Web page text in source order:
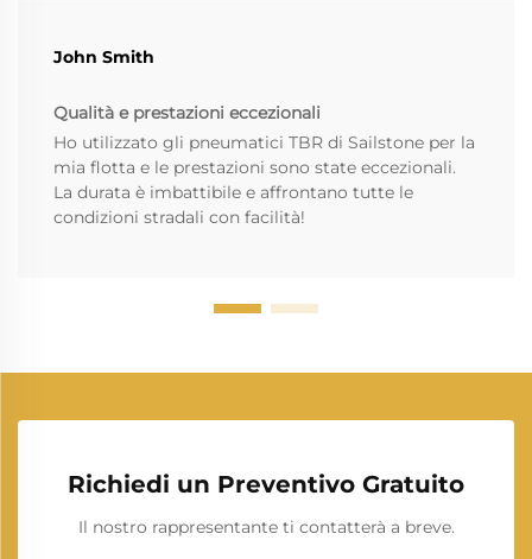
John Smith
Qualità e prestazioni eccezionali
Ho utilizzato gli pneumatici TBR di Sailstone per la
mia flotta e le prestazioni sono state eccezionali.
La durata è imbattibile e affrontano tutte le
condizioni stradali con facilità!
Richiedi un Preventivo Gratuito
Il nostro rappresentante ti contatterà a breve.